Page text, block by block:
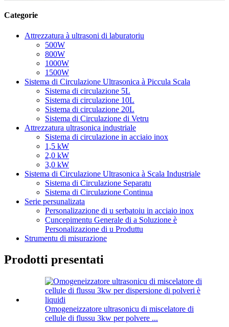
Categorie
Attrezzatura à ultrasoni di laburatoriu
500W
800W
1000W
1500W
Sistema di Circulazione Ultrasonica à Piccula Scala
Sistema di circulazione 5L
Sistema di circulazione 10L
Sistema di circulazione 20L
Sistema di Circulazione di Vetru
Attrezzatura ultrasonica industriale
Sistema di circulazione in acciaio inox
1,5 kW
2,0 kW
3,0 kW
Sistema di Circulazione Ultrasonica à Scala Industriale
Sistema di Circulazione Separatu
Sistema di Circulazione Continua
Serie persunalizata
Personalizazione di u serbatoiu in acciaio inox
Cuncepimentu Generale di a Soluzione è
Personalizazione di u Produttu
Strumentu di misurazione
Prodotti presentati
Omogeneizzatore ultrasonicu di miscelatore di
cellule di flussu 3kw per polvere ...